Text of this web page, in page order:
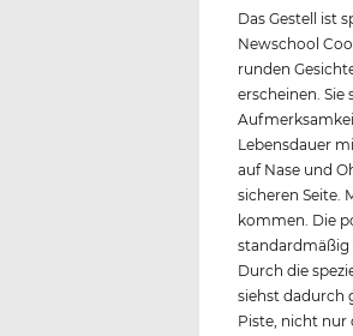
Das Gestell ist
Newschool
runden
erscheinen.
Lebensdauer
auf Nase und
sicheren Seite.
kommen. Die
standardmäßig
Durch die
siehst dadurch
Piste, nicht nur